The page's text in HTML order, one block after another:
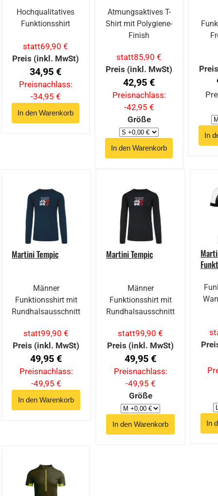
Hochqualitatives
Funktionsshirt
statt69,90 €
Preis (inkl. MwSt)
34,95 €
Preisnachlass:
-34,95 €
Atmungsaktives T-
Shirt mit Polygiene-
Finish
statt85,90 €
Preis (inkl. MwSt)
42,95 €
Preisnachlass:
-42,95 €
Größe
Martini Tempic
Männer
Funktionsshirt mit
Rundhalsausschnitt
statt99,90 €
Preis (inkl. MwSt)
49,95 €
Preisnachlass:
-49,95 €
Martini Tempic
Männer
Funktionsshirt mit
Rundhalsausschnitt
statt99,90 €
Preis (inkl. MwSt)
49,95 €
Preisnachlass:
-49,95 €
Größe